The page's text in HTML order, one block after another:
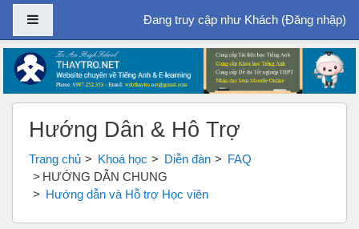
Chuyển tới nội dung chính
Bảng điều khiển cạnhĐang truy cập như Khách (Đăng nhập)
Hướng Dẫn & Hỗ Trợ
Trang chủ Khoá học Diễn đàn
FAQ
HƯỚNG DẪN CHUNG
Hướng dẫn và Hỗ trợ Học viên